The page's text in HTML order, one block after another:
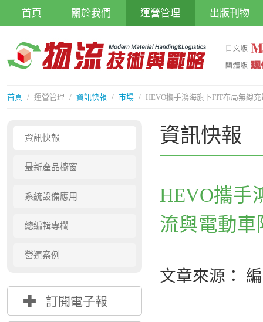
首頁 關於我們 運營管理 出版刊物
首頁 / 運營管理 / 資訊快報 / 市場 / HEVO攜手鴻海旗下FIT布局無線
資訊快報
最新產品櫥窗
系統設備應用
總編輯專欄
營運案例
{ 訂閱電子報
資訊快報
HEVO攜手
流與電動車
文章來源：